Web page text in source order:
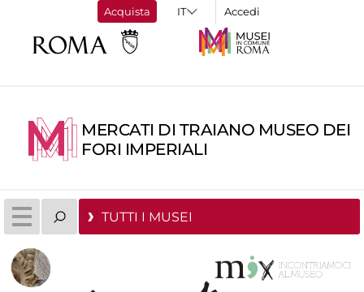
Acquista Accedi
MERCATI DI TRAIANO MUSEO DEI
FORI IMPERIALI
TUTTI I MUSEI